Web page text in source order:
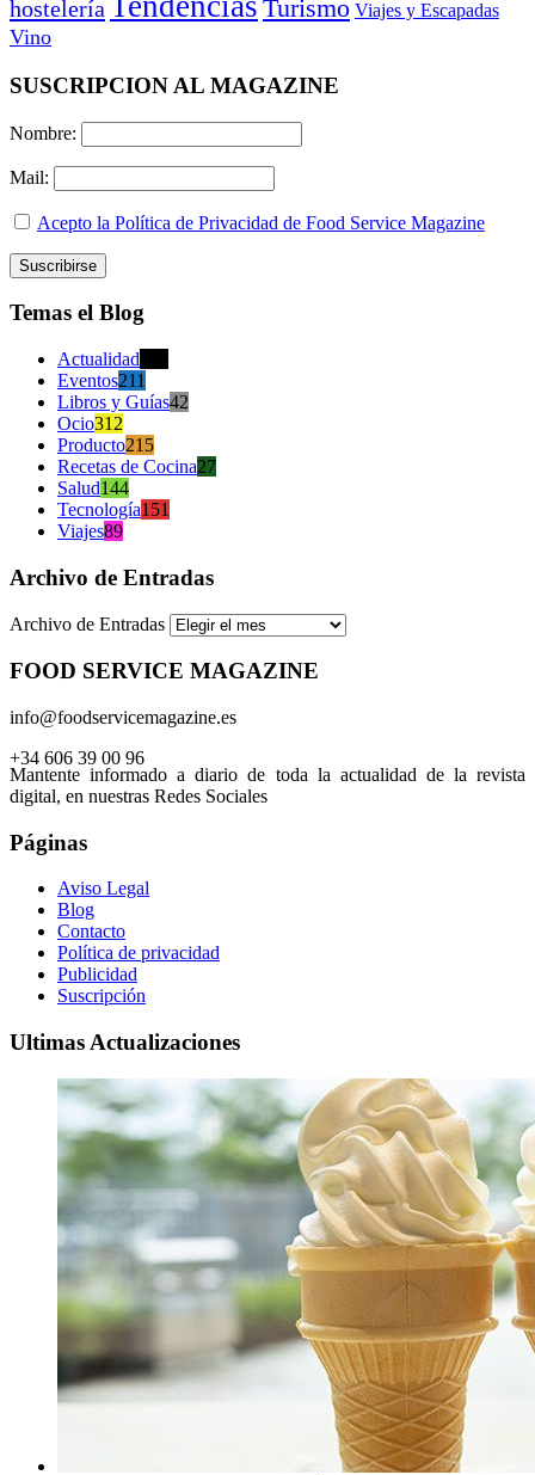
hostelería Turismo Viajes y Escapadas
Vino
SUSCRIPCION AL MAGAZINE
Nombre:
Mail:
Acepto la Política de Privacidad de Food Service Magazine
Temas el Blog
Actualidad
Eventos211
Libros y Guías42
Ocio312
Producto215
Recetas de Cocina27
Salud144
Tecnología151
Viajes89
Archivo de Entradas
Archivo de Entradas
FOOD SERVICE MAGAZINE
info@foodservicemagazine.es
+34 606 39 00 96
Mantente informado a diario de toda la actualidad de la revista
digital, en nuestras Redes Sociales
Páginas
Aviso Legal
Blog
Contacto
Política de privacidad
Publicidad
Suscripción
Ultimas Actualizaciones